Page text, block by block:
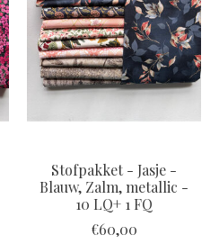
Stofpakket - Jasje -
Blauw, Zalm, metallic -
10 LQ+ 1 FQ
€60,00